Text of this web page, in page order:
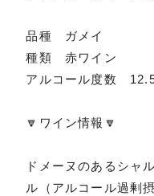
品種 ガメイ
種類 赤ワイン
アルコール度数
🔽ワイン情報🔽
ドメーヌのあるシャ
ル（アルコール過剰